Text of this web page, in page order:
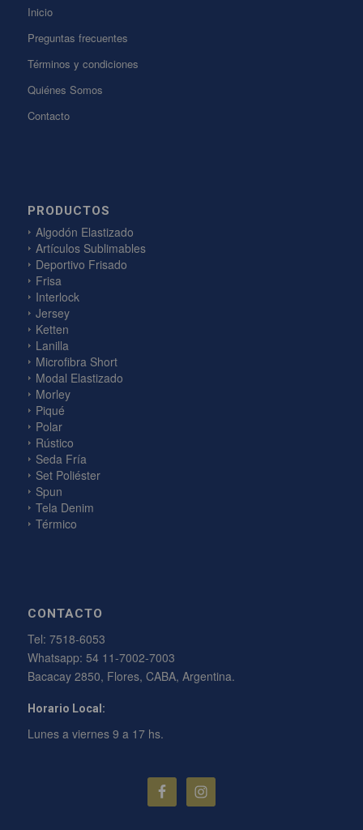
Inicio
Preguntas frecuentes
Términos y condiciones
Quiénes Somos
Contacto
PRODUCTOS
Algodón Elastizado
Artículos Sublimables
Deportivo Frisado
Frisa
Interlock
Jersey
Ketten
Lanilla
Microfibra Short
Modal Elastizado
Morley
Piqué
Polar
Rústico
Seda Fría
Set Poliéster
Spun
Tela Denim
Térmico
CONTACTO
Tel: 7518-6053
Whatsapp: 54 11-7002-7003
Bacacay 2850, Flores, CABA, Argentina.
Horario Local:
Lunes a viernes 9 a 17 hs.